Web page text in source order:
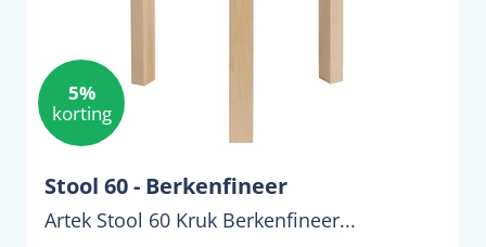
5%
korting
Stool 60 - Berkenfineer
Artek Stool 60 Kruk Berkenfineer...